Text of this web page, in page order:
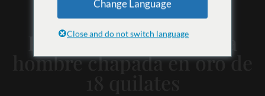
Pulsera de cadena para
hombre chapada en oro de
Change Language
Close and do not switch language